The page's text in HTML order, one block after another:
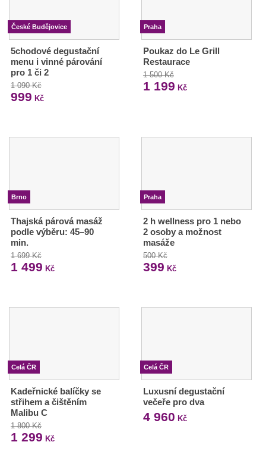
České Budějovice
5chodové degustační
menu i vinné párování
pro 1 či 2
1 090 Kč
999 Kč
Praha
Poukaz do Le Grill
Restaurace
1 500 Kč
1 199 Kč
Brno
Thajská párová masáž
podle výběru: 45–90
min.
1 699 Kč
1 499 Kč
Praha
2 h wellness pro 1 nebo
2 osoby a možnost
masáže
500 Kč
399 Kč
Celá ČR
Kadeřnické balíčky se
střihem a čištěním
Malibu C
1 800 Kč
1 299 Kč
Celá ČR
Luxusní degustační
večeře pro dva
4 960 Kč